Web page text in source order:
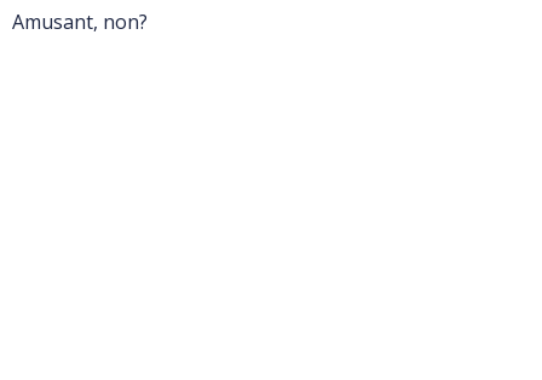
Amusant, non?